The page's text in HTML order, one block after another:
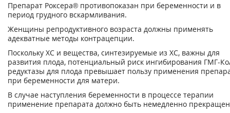
Препарат Роксера® противопоказан при беременности и в
период грудного вскармливания.
Женщины репродуктивного возраста должны применять
адекватные методы контрацепции.
Поскольку ХС и вещества, синтезируемые из ХС, важны для
развития плода, потенциальный риск ингибирования ГМГ-
редуктазы для плода превышает пользу применения
при беременности для матери.
В случае наступления беременности в процессе терапии
применение препарата должно быть немедленно